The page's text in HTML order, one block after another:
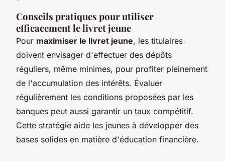
Conseils pratiques pour utiliser
efficacement le livret jeune
Pour maximiser le livret jeune, les titulaires
doivent envisager d'effectuer des dépôts
réguliers, même minimes, pour profiter pleinement
de l'accumulation des intérêts. Évaluer
régulièrement les conditions proposées par les
banques peut aussi garantir un taux compétitif.
Cette stratégie aide les jeunes à développer des
bases solides en matière d'éducation financière.